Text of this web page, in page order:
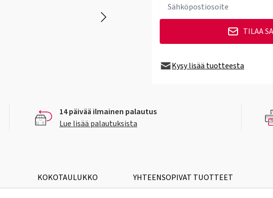
TILAA
Kysy lisää tuotteesta
14 päivää ilmainen palautus
Lue lisää palautuksista
KOKOTAULUKKO YHTEENSOPIVAT TUOTTEET